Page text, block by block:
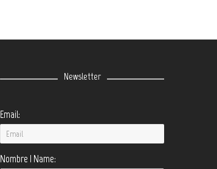
Newsletter
Email:
Nombre | Name: